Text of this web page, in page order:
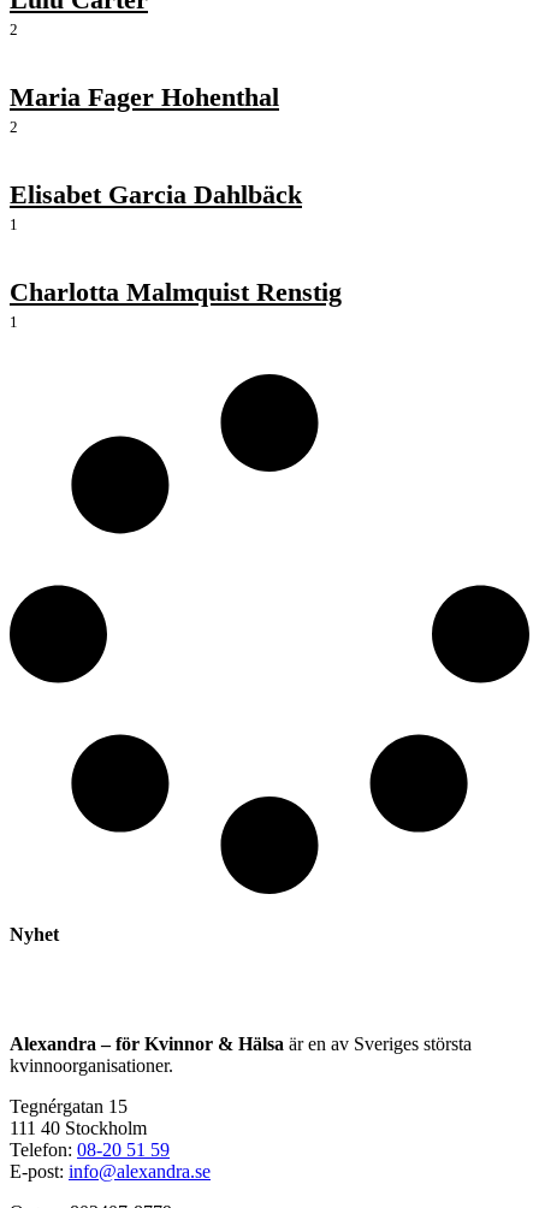
2
Maria Fager Hohenthal
2
Elisabet Garcia Dahlbäck
1
Charlotta Malmquist Renstig
1
Nyhet
Alexandra – för Kvinnor & Hälsa är en av Sveriges största
kvinnoorganisationer.
Tegnérgatan 15
111 40 Stockholm
Telefon: 08-20 51 59
E-post: info@alexandra.se